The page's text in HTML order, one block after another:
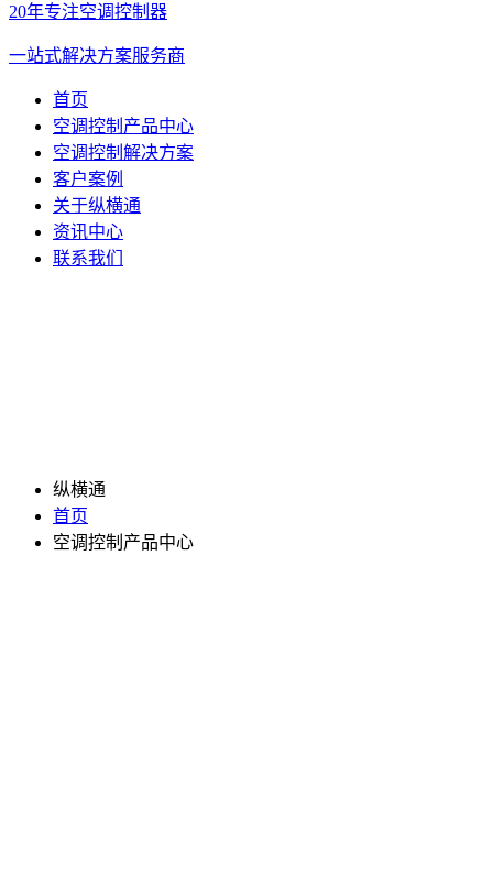
20年专注空调控制器
一站式解决方案服务商
首页
空调控制产品中心
空调控制解决方案
客户案例
关于纵横通
资讯中心
联系我们
纵横通
首页
空调控制产品中心